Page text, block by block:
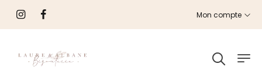
Mon compte